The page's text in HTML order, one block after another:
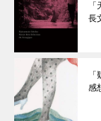
長
感